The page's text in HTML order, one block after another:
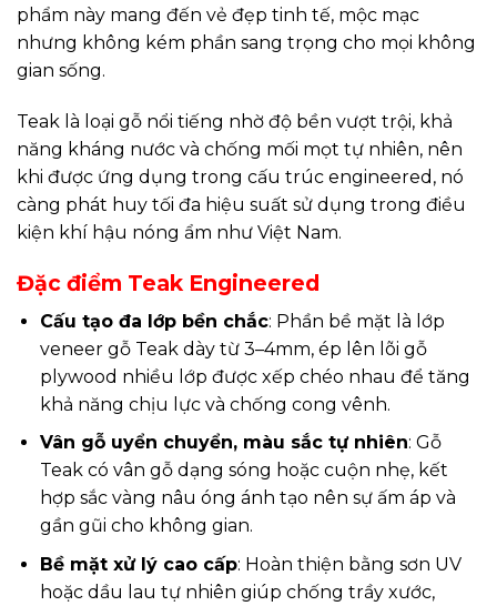
phẩm này mang đến vẻ đẹp tinh tế, mộc mạc
nhưng không kém phần sang trọng cho mọi không
gian sống.
Teak là loại gỗ nổi tiếng nhờ độ bền vượt trội, khả
năng kháng nước và chống mối mọt tự nhiên, nên
khi được ứng dụng trong cấu trúc engineered, nó
càng phát huy tối đa hiệu suất sử dụng trong điều
kiện khí hậu nóng ẩm như Việt Nam.
Đặc điểm Teak Engineered
Cấu tạo đa lớp bền chắc: Phần bề mặt là lớp
veneer gỗ Teak dày từ 3–4mm, ép lên lõi gỗ
plywood nhiều lớp được xếp chéo nhau để tăng
khả năng chịu lực và chống cong vênh.
Vân gỗ uyển chuyển, màu sắc tự nhiên: Gỗ
Teak có vân gỗ dạng sóng hoặc cuộn nhẹ, kết
hợp sắc vàng nâu óng ánh tạo nên sự ấm áp và
gần gũi cho không gian.
Bề mặt xử lý cao cấp: Hoàn thiện bằng sơn UV
hoặc dầu lau tự nhiên giúp chống trầy xước,